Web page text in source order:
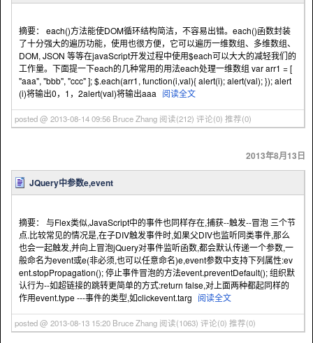
摘要： each()方法能使DOM循环结构简洁，不容易出错。each()函数封装
了十分强大的遍历功能，使用也很方便，它可以遍历一维数组、多维数组、
DOM, JSON 等等在javaScript开发过程中使用$each可以大大的减轻我们的
工作量。下面提一下each的几种常用的用法each处理一维数组 var arr1 = [
"aaa", "bbb", "ccc" ]; $.each(arr1, function(i,val){ alert(i); alert(val); }); alert
(i)将输出0，1，2alert(val)将输出aaa 阅读全文
posted @ 2013-08-14 09:56 Bruce Zhang 阅读(212) 评论(0) 推荐(0)
2013年8月13日
JQuery中参数e,event
摘要： 与Flex类似,JavaScript中的事件也同样存在,捕获--触发--冒泡 三个节
点.比较常见的情况是,在子DIV触发事件时,如果父DIV也监听同类事件,那么
也会一起触发,并向上冒泡jQuery对事件监听函数,都会默认传递一个参数,一
般命名为event或e(非必须,也可以任意命名)e,event参数中支持下列属性:ev
ent.stopPropagation(); 停止事件冒泡的方法event.preventDefault(); 组织默
认行为--如超链接的跳转更简单的方式:return false,对上面两种都起同样的
作用event.type ---事件的类型,如clickevent.targ 阅读全文
posted @ 2013-08-13 15:20 Bruce Zhang 阅读(1063) 评论(0) 推荐(0)